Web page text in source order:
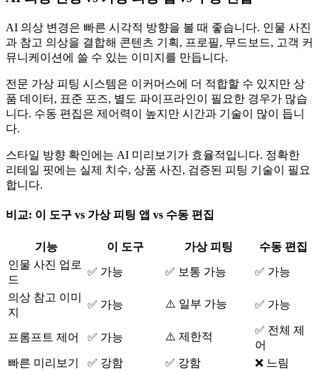
AI 의상 변경은 빠른 시각적 방향을 볼 때 좋습니다. 인물 사진
과 참고 의상을 결합해 콘텐츠 기획, 프로필, 무드보드, 고객 커
뮤니케이션에 쓸 수 있는 이미지를 만듭니다.
전문 가상 피팅 시스템은 이커머스에 더 적합할 수 있지만 상
품 데이터, 표준 포즈, 별도 파이프라인이 필요한 경우가 많습
니다. 수동 편집은 제어력이 높지만 시간과 기술이 많이 듭니
다.
스타일 방향 확인에는 AI 미리보기가 효율적입니다. 정확한
리테일 핏에는 실제 치수, 상품 사진, 검증된 피팅 기술이 필요
합니다.
비교: 이 도구 vs 가상 피팅 앱 vs 수동 편집
기능 이 도구 가상 피팅
수동 편집
인물 사진 업로
드
✅ 가능 ✅ 보통 가능 ✅ 가능
의상 참고 이미
지
✅ 가능 ⚠️ 일부 가능 ✅ 가능
프롬프트 제어 ✅ 가능 ⚠️ 제한적
✅ 전체 제
어
빠른 미리보기
✅ 강함 ✅ 강함 ❌ 느림